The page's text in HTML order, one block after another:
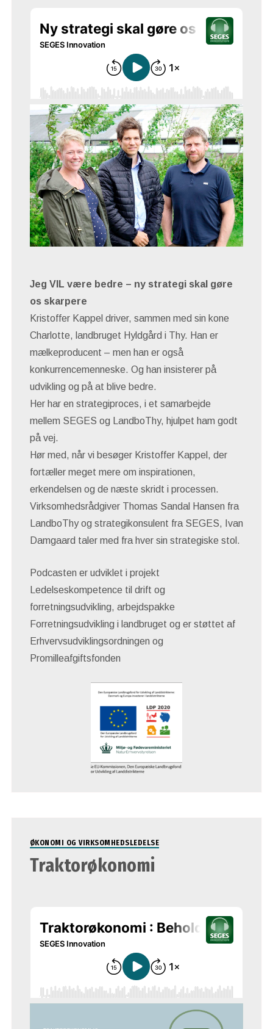
Jeg VIL være bedre – ny strategi skal gøre
os skarpere
Kristoffer Kappel driver, sammen med sin kone
Charlotte, landbruget Hyldgård i Thy. Han er
mælkeproducent – men han er også
konkurrencemenneske. Og han insisterer på
udvikling og på at blive bedre.
Her har en strategiproces, i et samarbejde
mellem SEGES og LandboThy, hjulpet ham godt
på vej.
Hør med, når vi besøger Kristoffer Kappel, der
fortæller meget mere om inspirationen,
erkendelsen og de næste skridt i processen.
Virksomhedsrådgiver Thomas Sandal Hansen fra
LandboThy og strategikonsulent fra SEGES, Ivan
Damgaard taler med fra hver sin strategiske stol.
Podcasten er udviklet i projekt
Ledelseskompetence til drift og
forretningsudvikling, arbejdspakke
Forretningsudvikling i landbruget og er støttet af
Erhvervsudviklingsordningen og
Promilleafgiftsfonden
ØKONOMI OG VIRKSOMHEDSLEDELSE
Traktorøkonomi